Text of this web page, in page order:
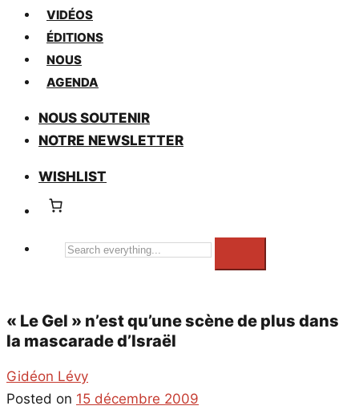
VIDÉOS
ÉDITIONS
NOUS
AGENDA
NOUS SOUTENIR
NOTRE NEWSLETTER
WISHLIST
Search
« Le Gel » n’est qu’une scène de plus dans
la mascarade d’Israël
Gidéon Lévy
Posted on 15 décembre 2009